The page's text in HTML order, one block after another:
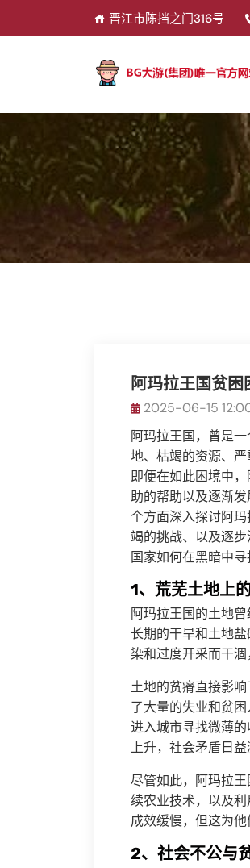
晋江市陈挡之门316号
阿玛拉王国贫
2025-06-15
阿玛拉王国，曾是
地、枯竭的资源、
即便在如此困境中
助的帮助以及逐渐
个方面深入探讨阿
竭的挑战、以及逐
国家如何在黑暗中寻
1、荒芜土地上
阿玛拉王国的土地
长期的干旱和土地
染和过度开采而干涸
土地的贫瘠直接影
了大量的失业和贫
进入城市寻找微薄
上升，社会矛盾日益
尽管如此，阿玛拉
续农业技术，以及
成效缓慢，但这为他
2、社会不公与